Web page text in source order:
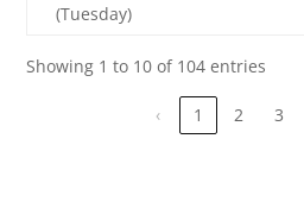
(Tuesday)
Showing 1 to 10 of 104 entries
‹ 1 2 3